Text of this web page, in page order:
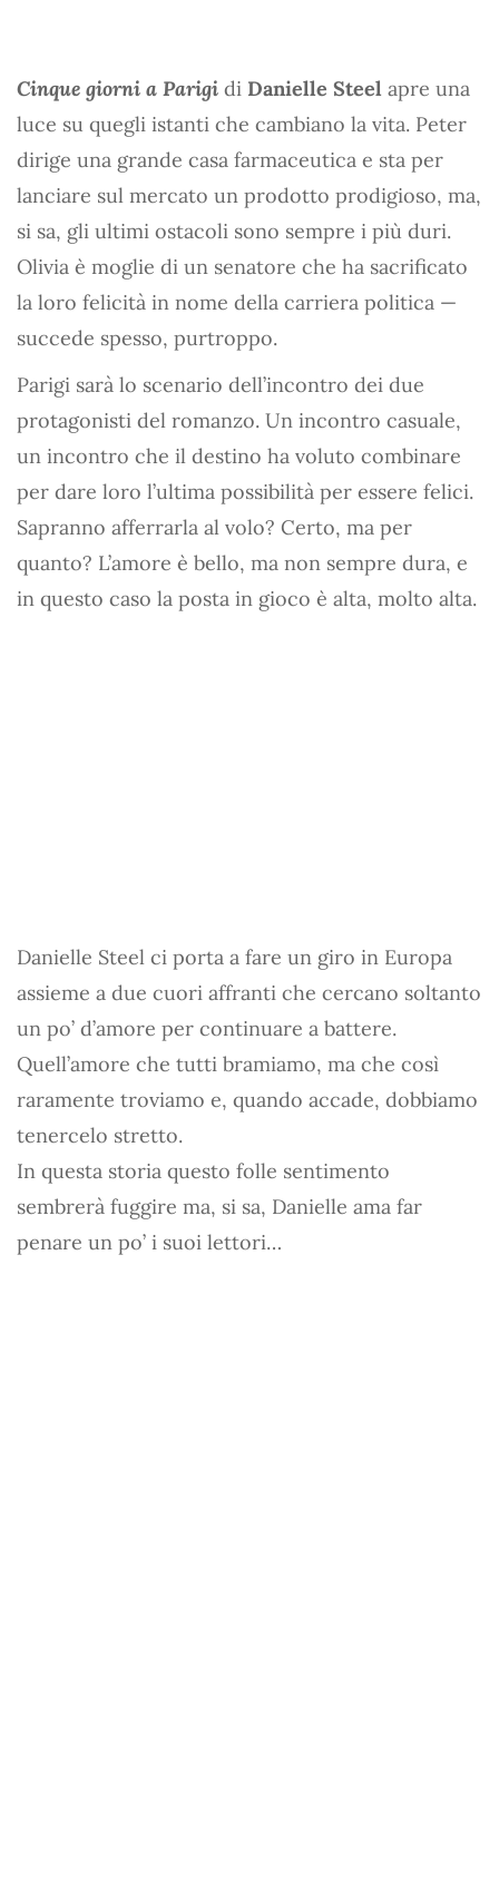
Cinque giorni a Parigi di Danielle Steel apre una
luce su quegli istanti che cambiano la vita. Peter
dirige una grande casa farmaceutica e sta per
lanciare sul mercato un prodotto prodigioso, ma,
si sa, gli ultimi ostacoli sono sempre i più duri.
Olivia è moglie di un senatore che ha sacrificato
la loro felicità in nome della carriera politica —
succede spesso, purtroppo.
Parigi sarà lo scenario dell’incontro dei due
protagonisti del romanzo. Un incontro casuale,
un incontro che il destino ha voluto combinare
per dare loro l’ultima possibilità per essere felici.
Sapranno afferrarla al volo? Certo, ma per
quanto? L’amore è bello, ma non sempre dura, e
in questo caso la posta in gioco è alta, molto alta.
Danielle Steel ci porta a fare un giro in Europa
assieme a due cuori affranti che cercano soltanto
un po’ d’amore per continuare a battere.
Quell’amore che tutti bramiamo, ma che così
raramente troviamo e, quando accade, dobbiamo
tenercelo stretto.
In questa storia questo folle sentimento
sembrerà fuggire ma, si sa, Danielle ama far
penare un po’ i suoi lettori…